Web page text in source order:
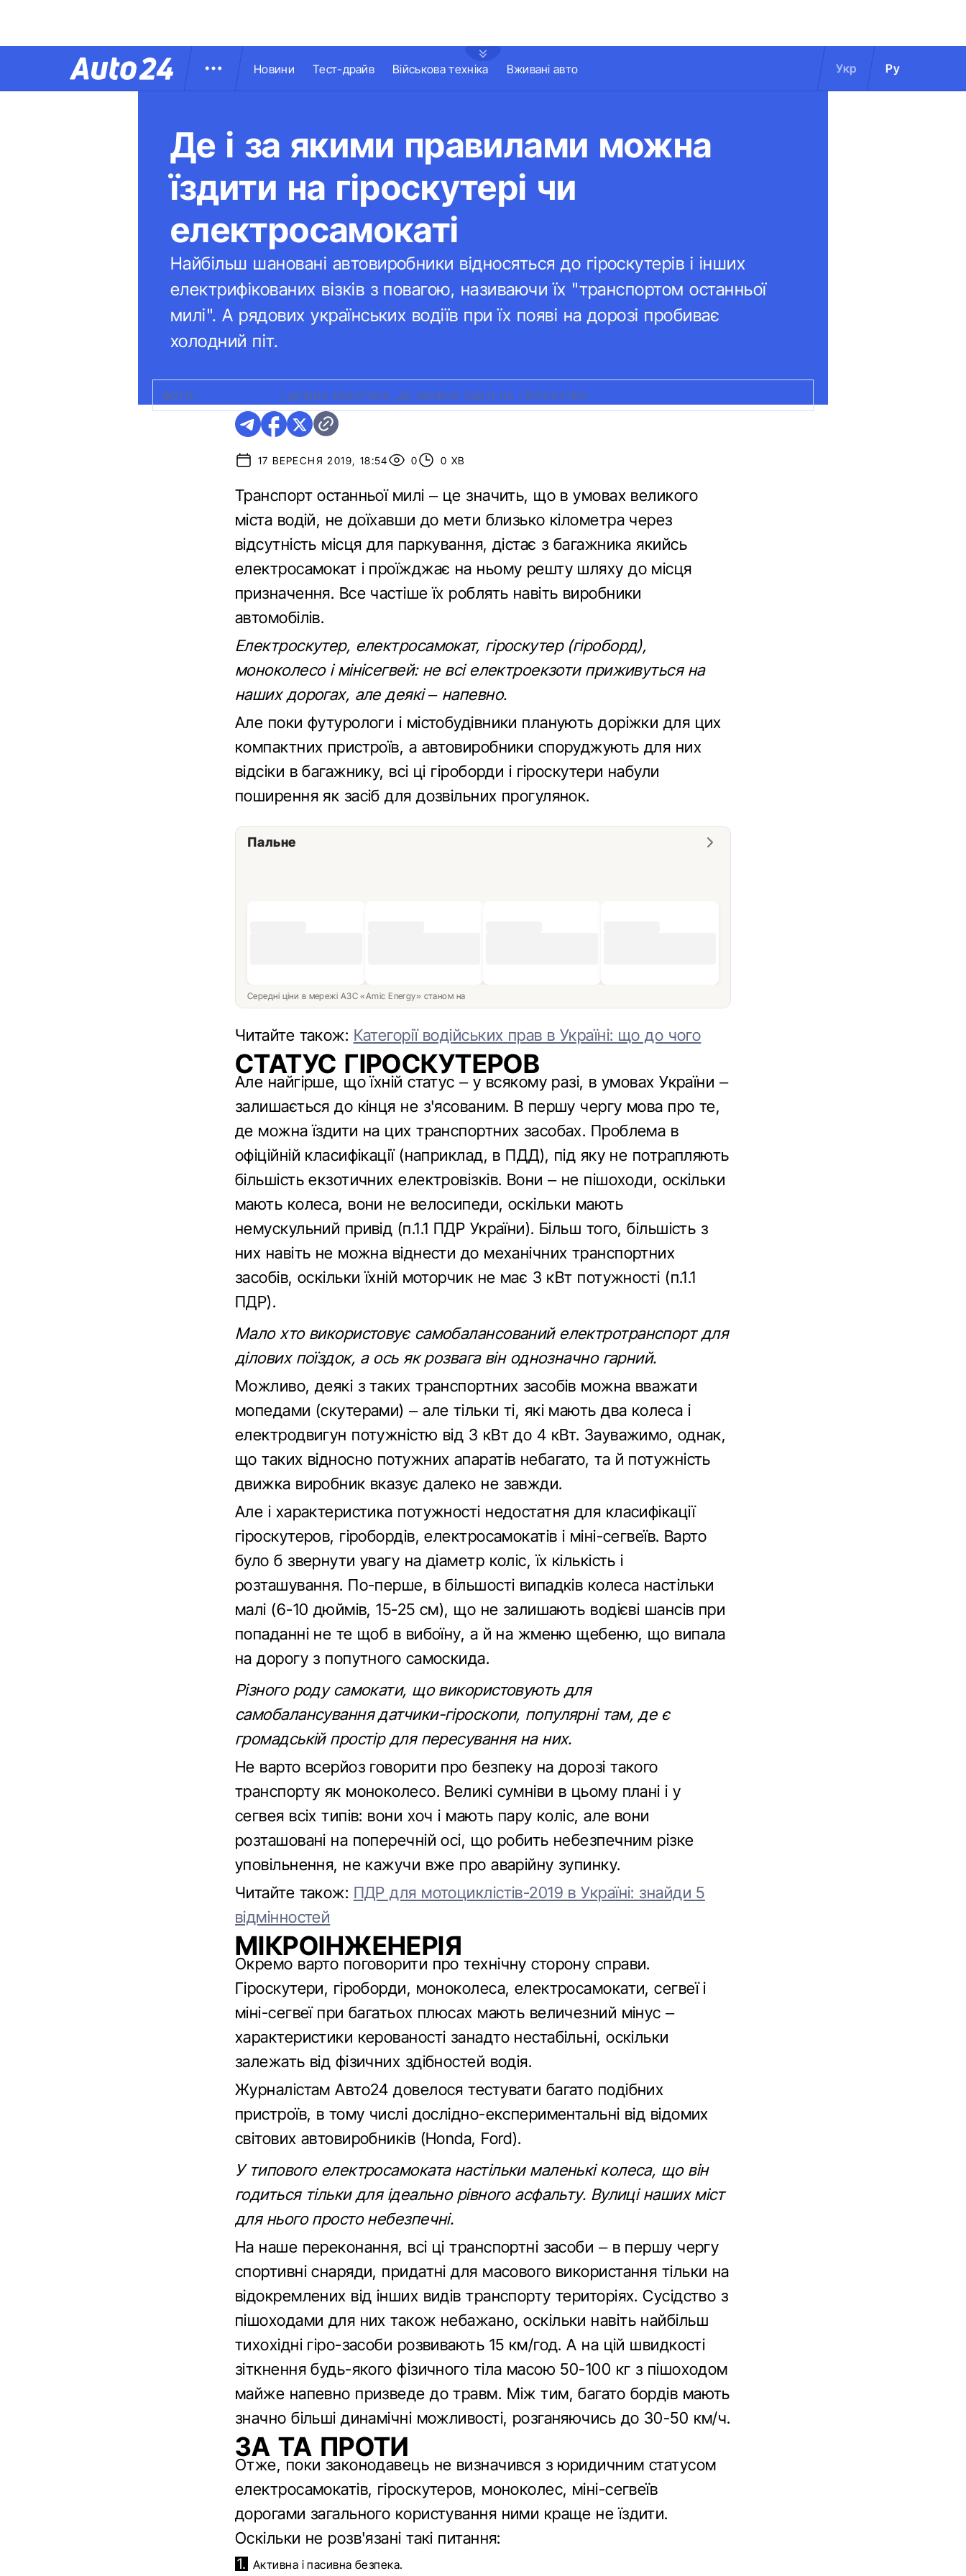
Новини Тест-драйв Військова техніка Вживані авто Укр Ру
Де і за якими правилами можна
їздити на гіроскутері чи
електросамокаті
Найбільш шановані автовиробники відносяться до гіроскутерів і інших
електрифікованих візків з повагою, називаючи їх "транспортом останньої
милі". А рядових українських водіїв при їх появі на дорозі пробиває
холодний піт.
ФОТО: ДРІБНА ЕКЗОТИКА: ДЕ МОЖНА ЇЗДІТІ НА ГІРОСКУТЕРІ
17 ВЕРЕСНЯ 2019, 18:54 0 0 ХВ
Транспорт останньої милі – це значить, що в умовах великого
міста водій, не доїхавши до мети близько кілометра через
відсутність місця для паркування, дістає з багажника якийсь
електросамокат і проїжджає на ньому решту шляху до місця
призначення. Все частіше їх роблять навіть виробники
автомобілів.
Електроскутер, електросамокат, гіроскутер (гіроборд),
моноколесо і мінісегвей: не всі електроекзоти приживуться на
наших дорогах, але деякі – напевно.
Але поки футурологи і містобудівники планують доріжки для цих
компактних пристроїв, а автовиробники споруджують для них
відсіки в багажнику, всі ці гіроборди і гіроскутери набули
поширення як засіб для дозвільних прогулянок.
Пальне
Середні ціни в мережі АЗС «Amic Energy» станом на
Читайте також: Категорії водійських прав в Україні: що до чого
СТАТУС ГІРОСКУТЕРОВ
Але найгірше, що їхній статус – у всякому разі, в умовах України –
залишається до кінця не з'ясованим. В першу чергу мова про те,
де можна їздити на цих транспортних засобах. Проблема в
офіційній класифікації (наприклад, в ПДД), під яку не потрапляють
більшість екзотичних електровізків. Вони – не пішоходи, оскільки
мають колеса, вони не велосипеди, оскільки мають
немускульний привід (п.1.1 ПДР України). Більш того, більшість з
них навіть не можна віднести до механічних транспортних
засобів, оскільки їхній моторчик не має 3 кВт потужності (п.1.1
ПДР).
Мало хто використовує самобалансований електротранспорт для
ділових поїздок, а ось як розвага він однозначно гарний.
Можливо, деякі з таких транспортних засобів можна вважати
мопедами (скутерами) – але тільки ті, які мають два колеса і
електродвигун потужністю від 3 кВт до 4 кВт. Зауважимо, однак,
що таких відносно потужних апаратів небагато, та й потужність
движка виробник вказує далеко не завжди.
Але і характеристика потужності недостатня для класифікації
гіроскутеров, гіробордів, електросамокатів і міні-сегвеїв. Варто
було б звернути увагу на діаметр коліс, їх кількість і
розташування. По-перше, в більшості випадків колеса настільки
малі (6-10 дюймів, 15-25 см), що не залишають водієві шансів при
попаданні не те щоб в вибоїну, а й на жменю щебеню, що випала
на дорогу з попутного самоскида.
Різного роду самокати, що використовують для
самобалансування датчики-гіроскопи, популярні там, де є
громадській простір для пересування на них.
Не варто всерйоз говорити про безпеку на дорозі такого
транспорту як моноколесо. Великі сумніви в цьому плані і у
сегвея всіх типів: вони хоч і мають пару коліс, але вони
розташовані на поперечній осі, що робить небезпечним різке
уповільнення, не кажучи вже про аварійну зупинку.
Читайте також: ПДР для мотоциклістів-2019 в Україні: знайди 5
відмінностей
МІКРОІНЖЕНЕРІЯ
Окремо варто поговорити про технічну сторону справи.
Гіроскутери, гіроборди, моноколеса, електросамокати, сегвеї і
міні-сегвеї при багатьох плюсах мають величезний мінус –
характеристики керованості занадто нестабільні, оскільки
залежать від фізичних здібностей водія.
Журналістам Авто24 довелося тестувати багато подібних
пристроїв, в тому числі дослідно-експериментальні від відомих
світових автовиробників (Honda, Ford).
У типового електросамоката настільки маленькі колеса, що він
годиться тільки для ідеально рівного асфальту. Вулиці наших міст
для нього просто небезпечні.
На наше переконання, всі ці транспортні засоби – в першу чергу
спортивні снаряди, придатні для масового використання тільки на
відокремлених від інших видів транспорту територіях. Сусідство з
пішоходами для них також небажано, оскільки навіть найбільш
тихохідні гіро-засоби розвивають 15 км/год. А на цій швидкості
зіткнення будь-якого фізичного тіла масою 50-100 кг з пішоходом
майже напевно призведе до травм. Між тим, багато бордів мають
значно більші динамічні можливості, розганяючись до 30-50 км/ч.
ЗА ТА ПРОТИ
Отже, поки законодавець не визначився з юридичним статусом
електросамокатів, гіроскутеров, моноколес, міні-сегвеїв
дорогами загального користування ними краще не їздити.
Оскільки не розв'язані такі питання:
Активна і пасивна безпека.